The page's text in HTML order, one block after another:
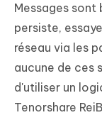
Messages sont
persiste,
réseau via les
aucune de ces
d'utiliser un
Tenorshare